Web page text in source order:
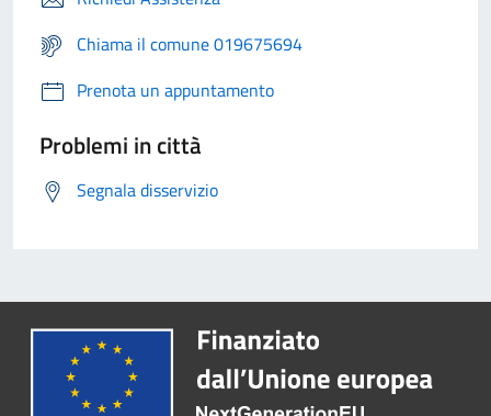
Chiama il comune 019675694
Prenota un appuntamento
Problemi in città
Segnala disservizio